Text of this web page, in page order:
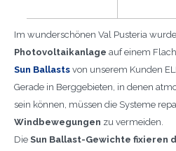
Im wunderschönen Val Pusteria
Photovoltaikanlage auf einem
Sun Ballasts von unserem Kunden
Gerade in Berggebieten, in denen
sein können, müssen die Systeme
Windbewegungen zu vermeiden.
Die Sun Ballast-Gewichte fixieren